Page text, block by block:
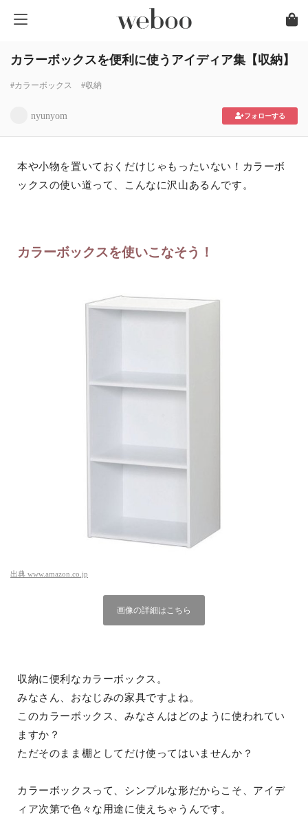
カラーボックスを便利に使うアイディア集【収納】
#カラーボックス #収納
nyunyom フォローする
本や小物を置いておくだけじゃもったいない！カラーボ
ックスの使い道って、こんなに沢山あるんです。
カラーボックスを使いこなそう！
出典 www.amazon.co.jp
画像の詳細はこちら
収納に便利なカラーボックス。
みなさん、おなじみの家具ですよね。
このカラーボックス、みなさんはどのように使われてい
ますか？
ただそのまま棚としてだけ使ってはいませんか？
カラーボックスって、シンプルな形だからこそ、アイデ
ィア次第で色々な用途に使えちゃうんです。